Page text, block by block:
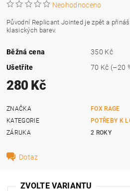
Neohodnoceno
Původní Replicant Jointed je zpět a
klasických barev.
Běžná cena
350 Kč
Ušetříte
70 Kč (–20
280 Kč
ZNAČKA
FOX RAGE
KATEGORIE
POTŘEBY K
ZÁRUKA
2 ROKY
Dotaz
ZVOLTE VARIANTU